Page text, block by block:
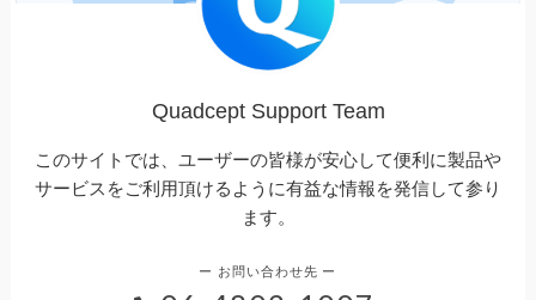
Quadcept Support Team
このサイトでは、ユーザーの皆様が安心して便利に製品や
サービスをご利用頂けるように有益な情報を発信して参り
ます。